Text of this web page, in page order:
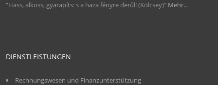
"Hass, alkoss, gyarapíts: s a haza fényre derűl! (Kölcsey)" Mehr...
DIENSTLEISTUNGEN
Rechnungswesen und Finanzunterstützung